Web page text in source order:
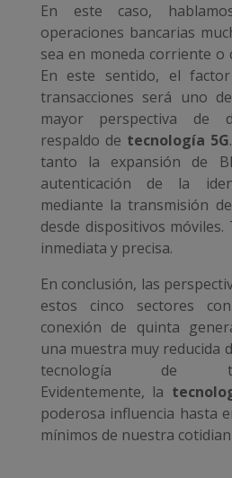
En este caso,
operaciones bancarias
sea en moneda corriente o
En este sentido, el
transacciones será uno
mayor perspectiva de
respaldo de tecnología 5G
tanto la expansión de
autenticación de la
mediante la transmisión
desde dispositivos
inmediata y precisa.
En conclusión, las
estos cinco sectores
conexión de quinta
una muestra muy reducida
tecnología de
Evidentemente, la
poderosa influencia hasta
mínimos de nuestra